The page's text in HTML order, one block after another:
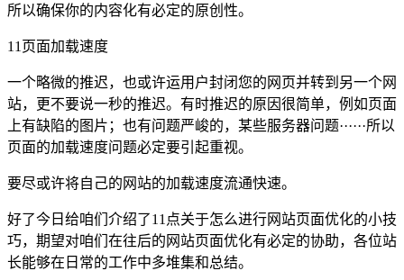
所以确保你的内容化有必定的原创性。
11页面加载速度
一个略微的推迟，也或许运用户封闭您的网页并转到另一个网
站，更不要说一秒的推迟。有时推迟的原因很简单，例如页面
上有缺陷的图片；也有问题严峻的，某些服务器问题······所以
页面的加载速度问题必定要引起重视。
要尽或许将自己的网站的加载速度流通快速。
好了今日给咱们介绍了11点关于怎么进行网站页面优化的小技
巧，期望对咱们在往后的网站页面优化有必定的协助，各位站
长能够在日常的工作中多堆集和总结。